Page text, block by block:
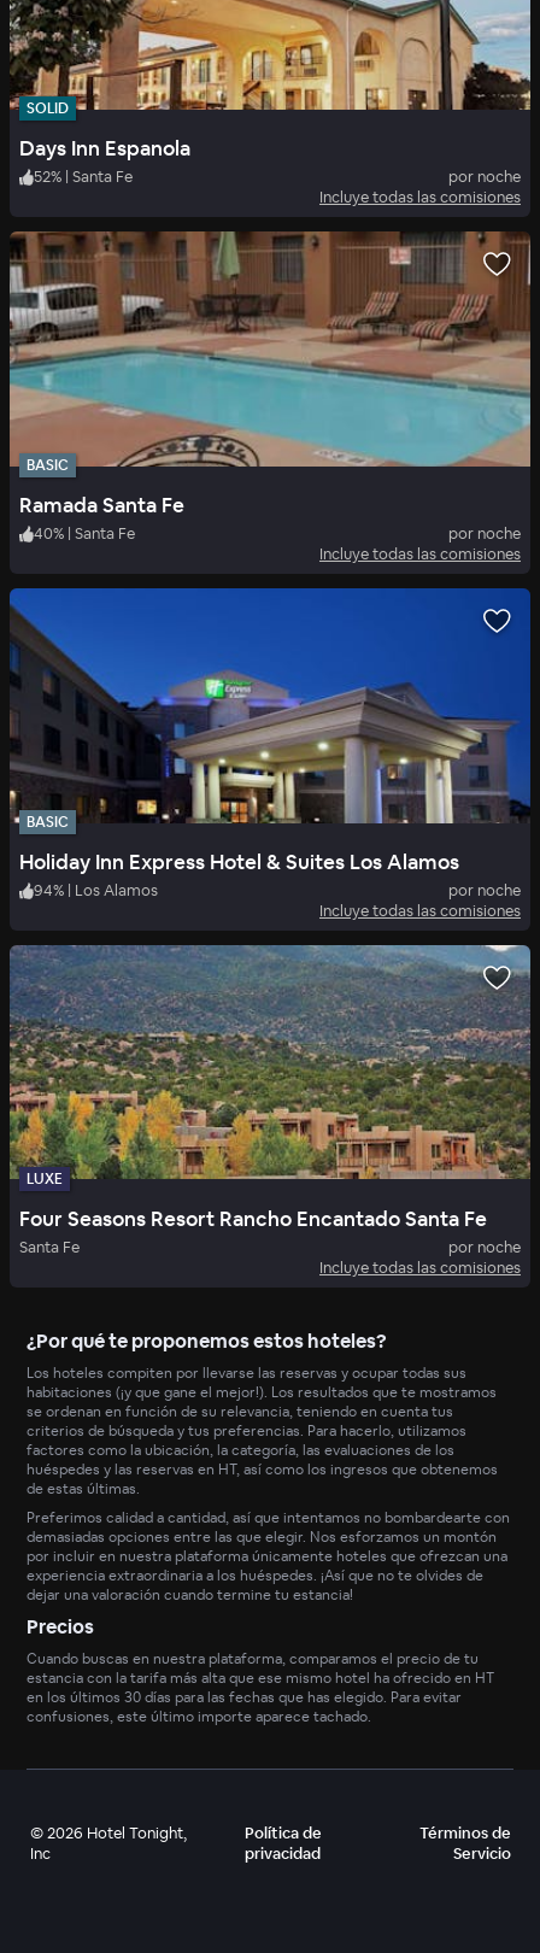
SOLID
Days Inn Espanola
52% | Santa Fe
por noche
Incluye todas las comisiones
BASIC
Ramada Santa Fe
40% | Santa Fe
por noche
Incluye todas las comisiones
BASIC
Holiday Inn Express Hotel & Suites Los Alamos
94% | Los Alamos
por noche
Incluye todas las comisiones
LUXE
Four Seasons Resort Rancho Encantado Santa Fe
Santa Fe
por noche
Incluye todas las comisiones
¿Por qué te proponemos estos hoteles?
Los hoteles compiten por llevarse las reservas y ocupar todas sus
habitaciones (¡y que gane el mejor!). Los resultados que te mostramos
se ordenan en función de su relevancia, teniendo en cuenta tus
criterios de búsqueda y tus preferencias. Para hacerlo, utilizamos
factores como la ubicación, la categoría, las evaluaciones de los
huéspedes y las reservas en HT, así como los ingresos que obtenemos
de estas últimas.
Preferimos calidad a cantidad, así que intentamos no bombardearte con
demasiadas opciones entre las que elegir. Nos esforzamos un montón
por incluir en nuestra plataforma únicamente hoteles que ofrezcan una
experiencia extraordinaria a los huéspedes. ¡Así que no te olvides de
dejar una valoración cuando termine tu estancia!
Precios
Cuando buscas en nuestra plataforma, comparamos el precio de tu
estancia con la tarifa más alta que ese mismo hotel ha ofrecido en HT
en los últimos 30 días para las fechas que has elegido. Para evitar
confusiones, este último importe aparece tachado.
©2026 Hotel Tonight,
Inc
Política de
privacidad
Términos de
Servicio